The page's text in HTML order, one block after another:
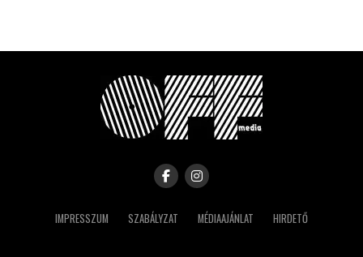
IMPRESSZUM SZABÁLYZAT MÉDIAAJÁNLAT HIRDETŐ